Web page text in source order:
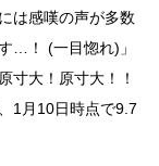
は感嘆の声が多数
…！ (一目惚れ)」
寸大！原寸大！！
1月10日時点で9.7